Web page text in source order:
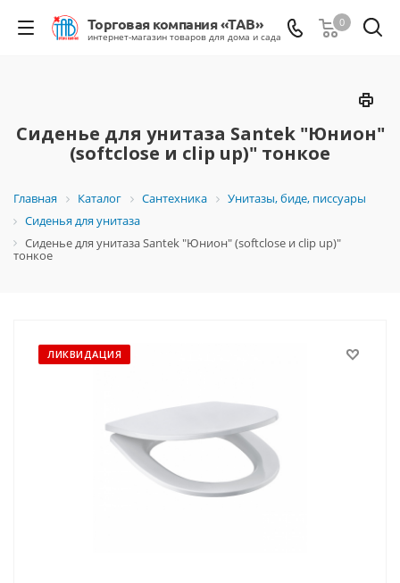
0
Сиденье для унитаза Santek "Юнион"
(softclose и clip up)" тонкое
Главная Каталог Сантехника
Унитазы, биде, писсуары
Сиденья для унитаза
Сиденье для унитаза Santek "Юнион" (softclose и clip up)"
тонкое
ЛИКВИДАЦИЯ